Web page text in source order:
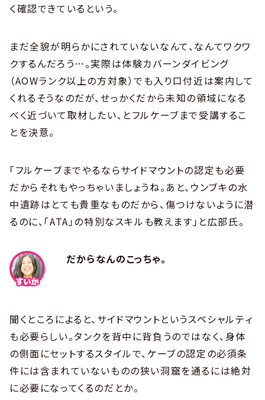
く確認できているという。
まだ全貌が明らかにされていないなんて、なんてワクワ
クするんだろう…。実際は体験カバーンダイビング
（AOWランク以上の方対象）でも入り口付近は案内して
くれるそうなのだが、せっかくだから未知の領域になる
べく近づいて取材したい、とフルケーブまで受講するこ
とを決意。
「フルケーブまでやるならサイドマウントの認定も必要
だからそれもやっちゃいましょうね。あと、ウンブキの水
中遺跡はとても貴重なものだから、傷つけないように潜
るのに、「ATA」の特別なスキルも教えます」と広部氏。
だからなんのこっちゃ。
聞くところによると、サイドマウントというスペシャルティ
も必要らしい。タンクを背中に背負うのではなく、身体
の側面にセットするスタイルで、ケーブの認定の必須条
件には含まれていないものの狭い洞窟を通るには絶対
に必要になってくるのだとか。